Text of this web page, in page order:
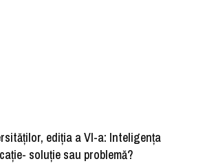
ediția a VI-a: Inteligența
soluție sau problemă?